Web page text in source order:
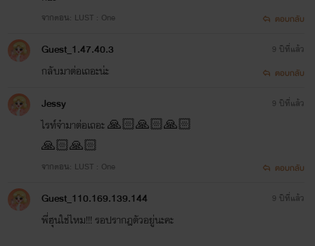
จากตอน: LUST : One ตอบกลับ
Guest_1.47.40.3
กลับมาต่อเถอะน่ะ
9 ปีที่แล้ว
ตอบกลับ
Jessy
ไรท์จ๋ามาต่อเถอะ 🙏🏻🙏🏻🙏🏻
🙏🏻🙏🏻
จากตอน: LUST : One
9 ปีที่แล้ว
ตอบกลับ
Guest_110.169.139.144
พี่ฮุนใช่ไหม!!! รอปรากฎตัวอยู่นะคะ
9 ปีที่แล้ว